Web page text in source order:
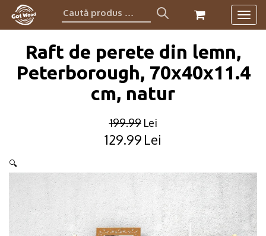
Caută
produs:
Raft de perete din lemn,
Peterborough, 70x40x11.4
cm, natur
199.99 Lei
Original
199.99lei.
129.99 Lei
Current
129.99lei.
🔍